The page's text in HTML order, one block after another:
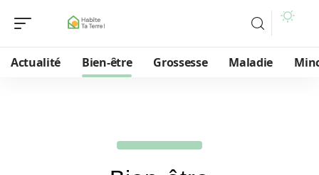
Actualité Bien-être Grossesse Maladie